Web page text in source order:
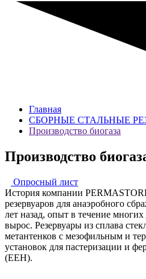
Главная
СБОРНЫЕ СТАЛЬНЫЕ
Производство биогаза
Производство
Опросный лист
История компании
резервуаров для анаэробного
лет назад, опыт в течение многих
вырос. Резервуары из сплава
метантенков с мезофильным и
установок для пастеризации и
(EEH).